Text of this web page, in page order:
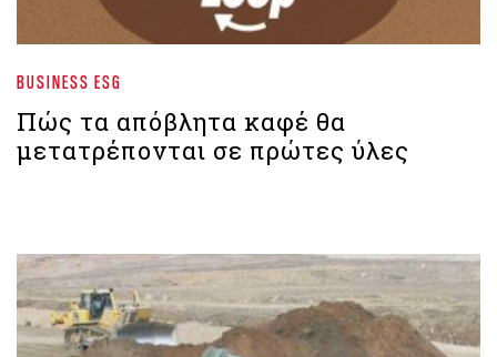
BUSINESS ESG
Πώς τα απόβλητα καφέ θα
μετατρέπονται σε πρώτες ύλες